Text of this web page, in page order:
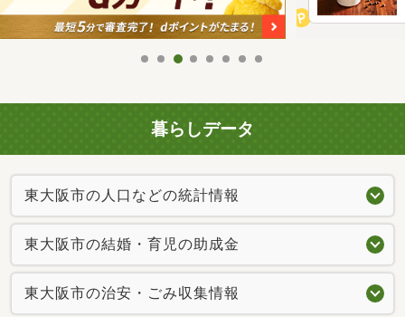
暮らしデータ
東大阪市の人口などの統計情報
東大阪市の結婚・育児の助成金
東大阪市の治安・ごみ収集情報